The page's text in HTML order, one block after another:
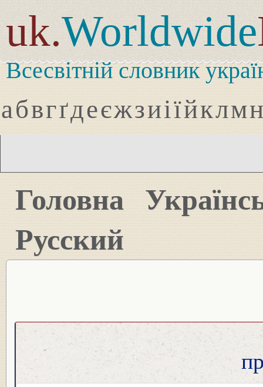
uk.Worldwide
Всесвітній словник
абвгґдеєжзиіїйклмн
Головна
Русский